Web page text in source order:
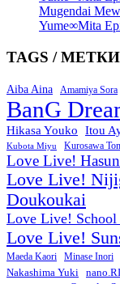
Mugendai
Yume∞Mita
TAGS / МЕТКИ
Aiba Aina Amamiya Sora
BanG
Hikasa Youko
Itou
Kubota Miyu Kurosawa
Love Live!
Love Live!
Doukoukai
Love Live!
Love Live!
Maeda Kaori Minase Inori
Nakashima Yuki